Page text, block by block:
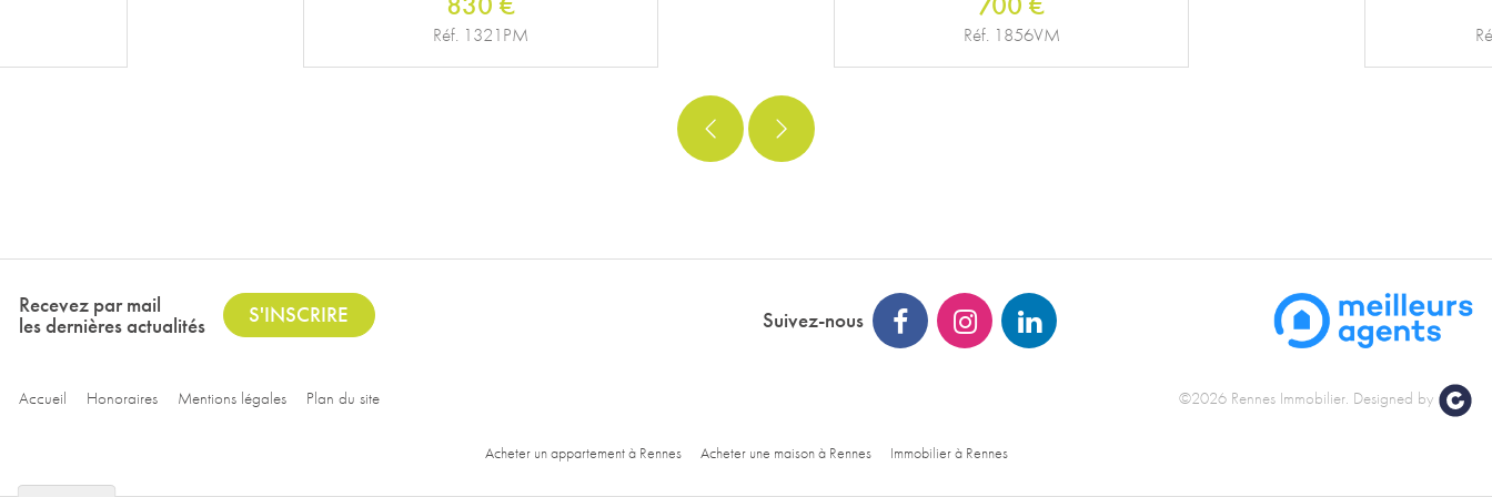
Réf. 1856VM Réf. 14.1DESCVM
Recevez par mail
les dernières actualités S'INSCRIRE Suivez-nous
Accueil Honoraires Mentions légales Plan du site ©2026 Rennes Immobilier. Designed by
Acheter un appartement à Rennes Acheter une maison à Rennes Immobilier à Rennes